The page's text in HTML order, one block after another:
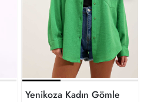
26Y0714K1
Yenikoza Kadın Gömlek